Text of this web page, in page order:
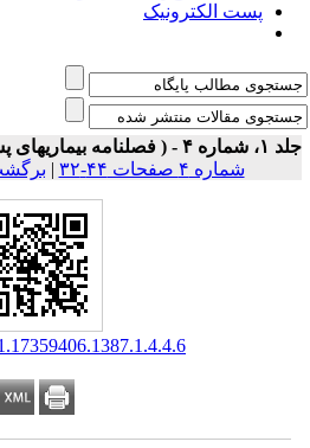
پست الکترونیک
۴ - ( فصلنامه بیماریهای پستان ۱۳۸۷ )
شماره ۴ صفحات ۴۴-۳۲
|برگشت